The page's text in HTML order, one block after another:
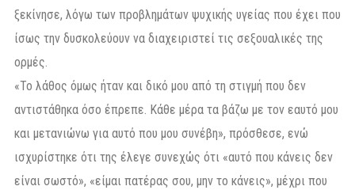
ξεκίνησε, λόγω των προβλημάτων ψυχικής υγείας που έχει που
ίσως την δυσκολεύουν να διαχειριστεί τις σεξουαλικές της
ορμές.
«Το λάθος όμως ήταν και δικό μου από τη στιγμή που δεν
αντιστάθηκα όσο έπρεπε. Κάθε μέρα τα βάζω με τον εαυτό μου
και μετανιώνω για αυτό που μου συνέβη», πρόσθεσε, ενώ
ισχυρίστηκε ότι της έλεγε συνεχώς ότι «αυτό που κάνεις δεν
είναι σωστό», «είμαι πατέρας σου, μην το κάνεις», μέχρι που